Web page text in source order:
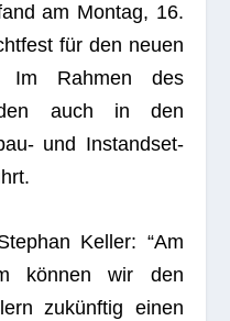
am Mon­tag, 16.
für den neuen
Im Rah­men des
auch in den
und Instand­set­
Kel­ler: “Am
kön­nen wir den
zukünf­tig einen